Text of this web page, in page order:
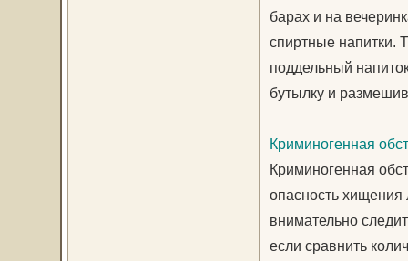
барах и на
спиртные напитки.
поддельный
бутылку и
Криминогенная
Криминогенная
опасность хищения
внимательно
если сравнить